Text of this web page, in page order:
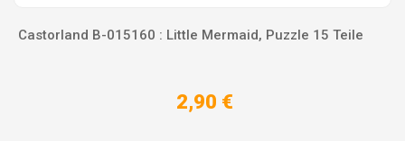
Castorland B-015160 : Little Mermaid, Puzzle 15 Teile
2,90 €